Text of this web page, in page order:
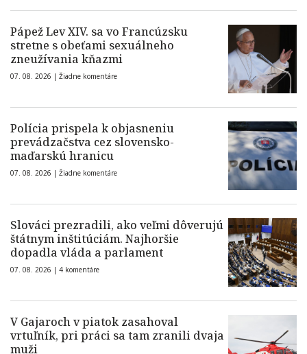
Pápež Lev XIV. sa vo Francúzsku
stretne s obeťami sexuálneho
zneužívania kňazmi
07. 08. 2026 | Žiadne komentáre
Polícia prispela k objasneniu
prevádzačstva cez slovensko-
maďarskú hranicu
07. 08. 2026 | Žiadne komentáre
Slováci prezradili, ako veľmi dôverujú
štátnym inštitúciám. Najhoršie
dopadla vláda a parlament
07. 08. 2026 | 4 komentáre
V Gajaroch v piatok zasahoval
vrtuľník, pri práci sa tam zranili dvaja
muži